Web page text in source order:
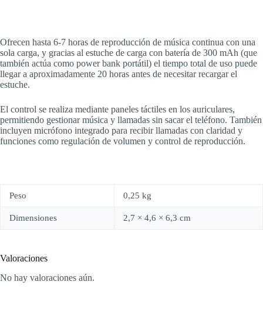
Ofrecen hasta 6-7 horas de reproducción de música continua con una
sola carga, y gracias al estuche de carga con batería de 300 mAh (que
también actúa como power bank portátil) el tiempo total de uso puede
llegar a aproximadamente 20 horas antes de necesitar recargar el
estuche.
El control se realiza mediante paneles táctiles en los auriculares,
permitiendo gestionar música y llamadas sin sacar el teléfono. También
incluyen micrófono integrado para recibir llamadas con claridad y
funciones como regulación de volumen y control de reproducción.
Peso 0,25 kg
Dimensiones 2,7 × 4,6 × 6,3 cm
Valoraciones
No hay valoraciones aún.